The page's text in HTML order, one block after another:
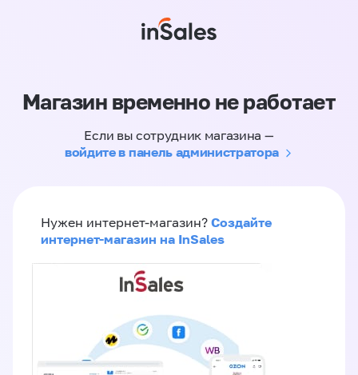
Магазин временно не работает
Если вы сотрудник магазина —
войдите в панель администратора
Нужен интернет-магазин? Создайте
интернет-магазин на InSales